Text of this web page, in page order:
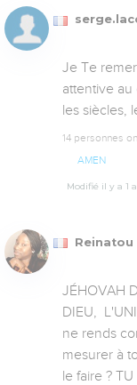
Je Te
attentive
les siècles,
14 personnes
AMEN
Modifié il y a 1
Reinatou
JÉHOVAH
DIEU,
ne rends
mesurer à
le faire ?